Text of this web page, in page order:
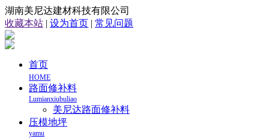
湖南美尼达建材科技有限公司
收藏本站 | 设为首页 | 常见问题
首页
HOME
路面修补料
Lumianxiubuliao
美尼达路面修补料
压模地坪
yamu